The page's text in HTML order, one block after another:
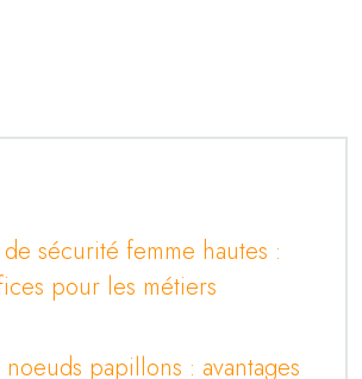
sécurité femme hautes :
pour les métiers
papillons : avantages